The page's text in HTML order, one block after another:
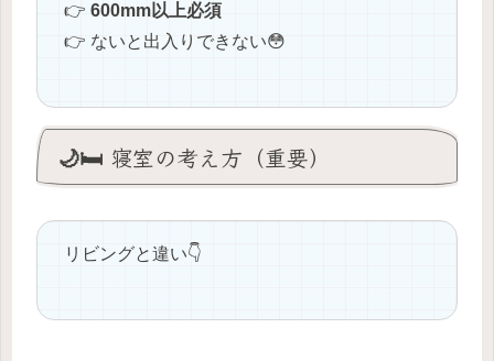
👉 600mm以上必須
👉 ないと出入りできない😳
🌙🛏️ 寝室の考え方（重要）
リビングと違い👇